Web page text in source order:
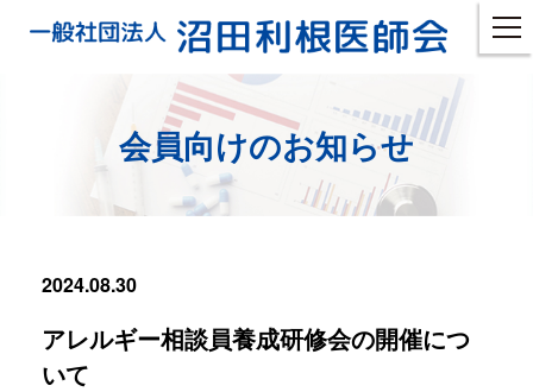
会員向けのお知らせ
2024.08.30
アレルギー相談員養成研修会の開催につ
いて